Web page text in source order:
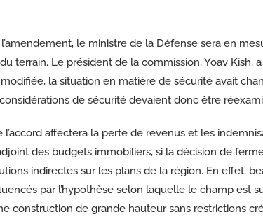
le ministre de la Défense sera en
terrain. Le président de la commission, Yoav Kish,
la situation en matière de sécurité avait
de sécurité devaient donc être
l’accord affectera la perte de revenus et les
des budgets immobiliers, si la décision de
indirectes sur les plans de la région. En effet,
par l’hypothèse selon laquelle le champ est
construction de grande hauteur sans restrictions